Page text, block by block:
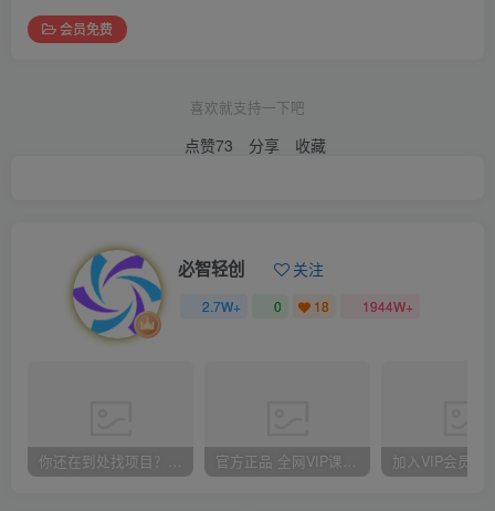
会员免费
喜欢就支持一下吧
点赞73 分享 收藏
必智轻创 关注
2.7W+ 0 18 1944W+
你还在到处找项目？还在当韭菜？我却靠卖项目一个月赚5万，曾经我也和你一样懵懂。 官方正品 全网VIP课程 无损下载~